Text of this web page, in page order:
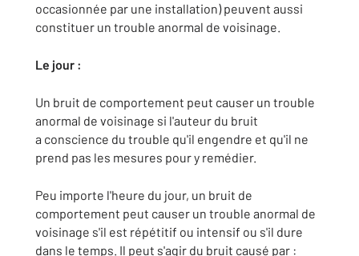
occasionnée par une installation) peuvent aussi
constituer un trouble anormal de voisinage.
Le jour :
Un bruit de comportement peut causer un trouble
anormal de voisinage si l'auteur du bruit
a conscience du trouble qu'il engendre et qu'il ne
prend pas les mesures pour y remédier.
Peu importe l'heure du jour, un bruit de
comportement peut causer un trouble anormal de
voisinage s'il est répétitif ou intensif ou s'il dure
dans le temps. Il peut s'agir du bruit causé par :